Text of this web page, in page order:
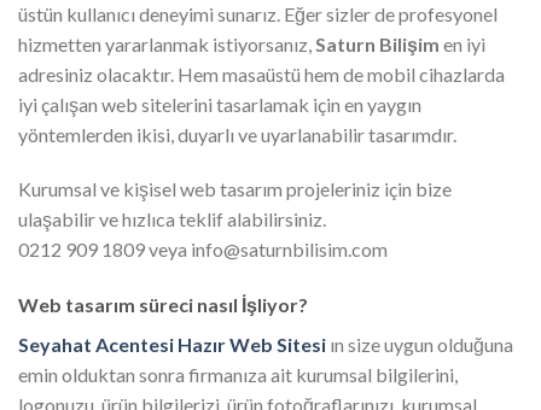
üstün kullanıcı deneyimi sunarız. Eğer sizler de profesyonel
hizmetten yararlanmak istiyorsanız, Saturn Bilişim en iyi
adresiniz olacaktır. Hem masaüstü hem de mobil cihazlarda
iyi çalışan web sitelerini tasarlamak için en yaygın
yöntemlerden ikisi, duyarlı ve uyarlanabilir tasarımdır.
Kurumsal ve kişisel web tasarım projeleriniz için bize
ulaşabilir ve hızlıca teklif alabilirsiniz.
0212 909 1809 veya info@saturnbilisim.com
Web tasarım süreci nasıl İşliyor?
Seyahat Acentesi Hazır Web Sitesi ın size uygun olduğuna
emin olduktan sonra firmanıza ait kurumsal bilgilerini,
logonuzu, ürün bilgilerizi, ürün fotoğraflarınızı, kurumsal